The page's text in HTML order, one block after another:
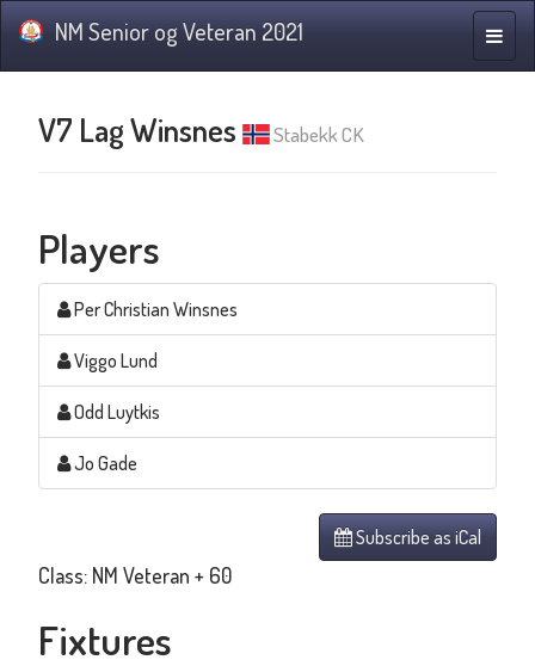
Toggle
NM Senior og Veteran 2021
V7 Lag Winsnes Stabekk CK
Players
Per Christian Winsnes
Viggo Lund
Odd Luytkis
Jo Gade
Subscribe as iCal
Class: NM Veteran + 60
Fixtures